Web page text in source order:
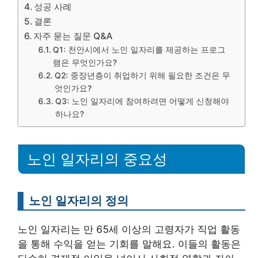
성공 사례
결론
자주 묻는 질문 Q&A
Q1: 천안시에서 노인 일자리를 제공하는 프로그
램은 무엇인가요?
Q2: 중장년층이 취업하기 위해 필요한 조건은 무
엇인가요?
Q3: 노인 일자리에 참여하려면 어떻게 신청해야
하나요?
노인 일자리의 중요성
노인 일자리의 정의
노인 일자리는 만 65세 이상의 고령자가 직업 활동
을 통해 수익을 얻는 기회를 말해요. 이들의 활동은